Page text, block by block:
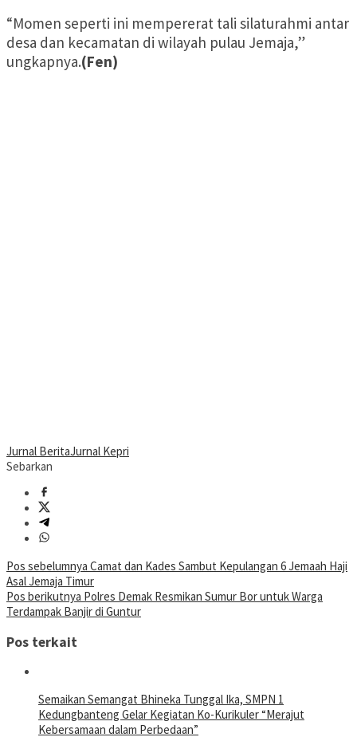
“Momen seperti ini mempererat tali silaturahmi antar
desa dan kecamatan di wilayah pulau Jemaja,”
ungkapnya.(Fen)
Jurnal BeritaJurnal Kepri
Sebarkan
Navigasi
pos
Pos sebelumnya Camat dan Kades Sambut Kepulangan 6 Jemaah Haji
Asal Jemaja Timur
Pos berikutnya Polres Demak Resmikan Sumur Bor untuk Warga
Terdampak Banjir di Guntur
Pos terkait
Semaikan Semangat Bhineka Tunggal Ika, SMPN 1
Kedungbanteng Gelar Kegiatan Ko-Kurikuler “Merajut
Kebersamaan dalam Perbedaan”